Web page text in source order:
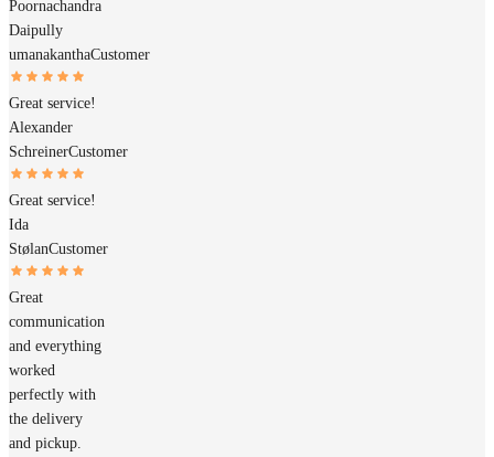
Poornachandra
Daipully
umanakanthaCustomer
Great service!
Alexander
SchreinerCustomer
Great service!
Ida
StølanCustomer
Great
communication
and everything
worked
perfectly with
the delivery
and pickup.